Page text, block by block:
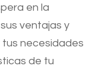
en la
ventajas y
tus necesidades
de tu